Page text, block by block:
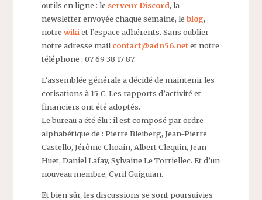
outils en ligne : le serveur Discord, la
newsletter envoyée chaque semaine, le blog,
notre wikiet l’espace adhérents. Sans oublier
notre adresse mailcontact@adn56.netet notre
téléphone : 07 69 38 17 87.
L’assemblée générale a décidé de maintenir les
cotisations à 15 €. Les rapports d’activité et
financiers ont été adoptés.
Le bureau a été élu : il est composé par ordre
alphabétique de : Pierre Bleiberg, Jean-Pierre
Castello, Jérôme Choain, Albert Clequin, Jean
Huet, Daniel Lafay, Sylvaine Le Torriellec. Et d’un
nouveau membre, Cyril Guiguian.
Et bien sûr, les discussions se sont poursuivies